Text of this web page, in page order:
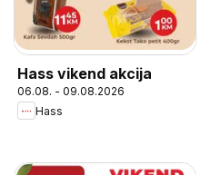
Hass vikend akcija
06.08. - 09.08.2026
Hass